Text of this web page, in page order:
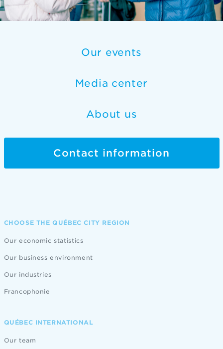
Our events
Media center
About us
Contact information
CHOOSE THE QUÉBEC CITY REGION
Our economic statistics
Our business environment
Our industries
Francophonie
QUÉBEC INTERNATIONAL
Our team